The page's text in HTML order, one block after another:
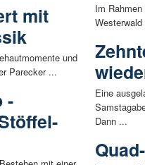
mit
und
Parecker ...
-
Im
Eine
Dann ...